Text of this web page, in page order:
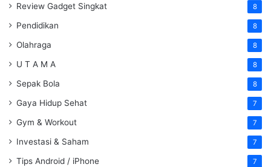
Review Gadget Singkat 8
Pendidikan 8
Olahraga 8
U T A M A 8
Sepak Bola 8
Gaya Hidup Sehat 7
Gym & Workout 7
Investasi & Saham 7
Tips Android / iPhone 7